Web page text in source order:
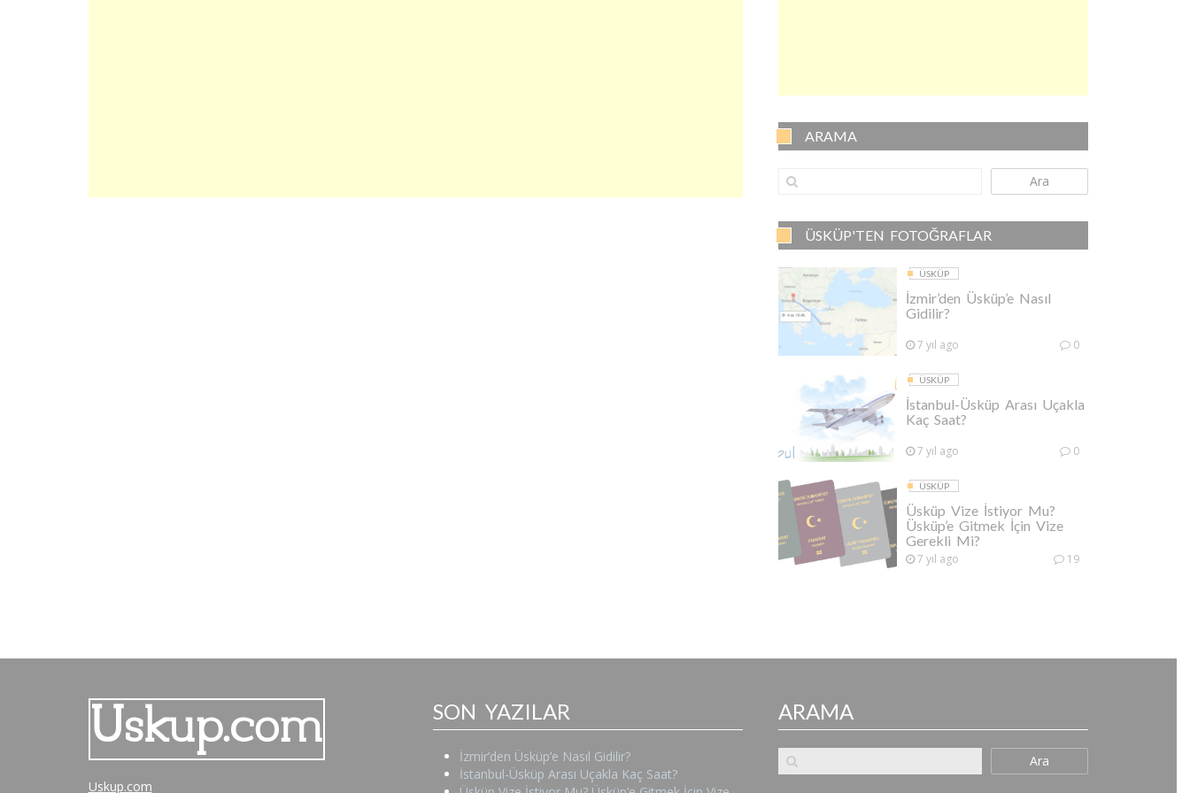
ARAMA
Ara
ÜSKÜP'TEN FOTOĞRAFLAR
ÜSKÜP
İzmir’den Üsküp’e Nasıl
Gidilir?
7 yıl ago 0
ÜSKÜP
İstanbul-Üsküp Arası Uçakla
Kaç Saat?
7 yıl ago 0
ÜSKÜP
Üsküp Vize İstiyor Mu?
Üsküp’e Gitmek İçin Vize
Gerekli Mi?
7 yıl ago 19
Uskup.com
SON YAZILAR
İzmir’den Üsküp’e Nasıl Gidilir?
İstanbul-Üsküp Arası Uçakla Kaç Saat?
ARAMA
Ara